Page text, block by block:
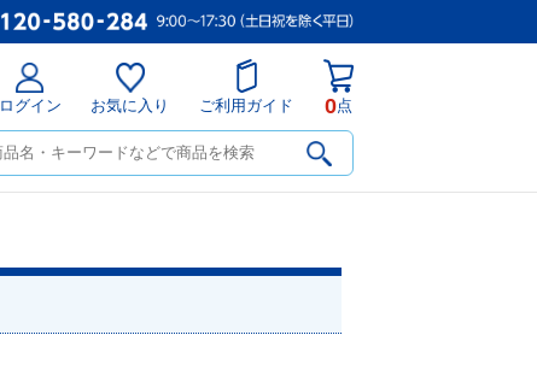
ログイン お気に入り ご利用ガイド 0点